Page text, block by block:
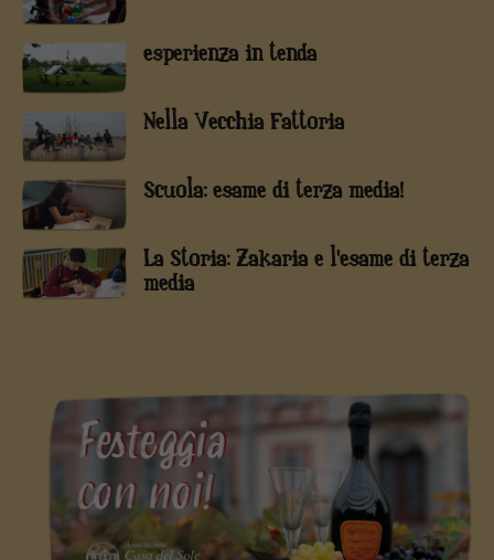
esperienza in tenda
Nella Vecchia Fattoria
Scuola: esame di terza media!
La Storia: Zakaria e l'esame di terza
media